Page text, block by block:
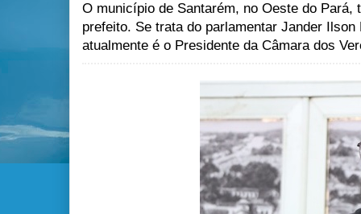
O município de Santarém, no Oeste do Pará,
prefeito. Se trata do parlamentar Jander
atualmente é o Presidente da Câmara dos